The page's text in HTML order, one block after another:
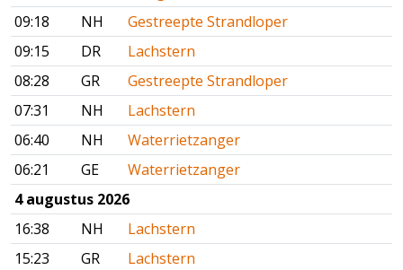
09:18
NH
Gestreepte Strandloper
09:15
DR
Lachstern
08:28
GR
Gestreepte Strandloper
07:31
NH
Lachstern
06:40
NH
Waterrietzanger
06:21
GE
Waterrietzanger
4 augustus 2026
16:38
NH
Lachstern
15:23
GR
Lachstern